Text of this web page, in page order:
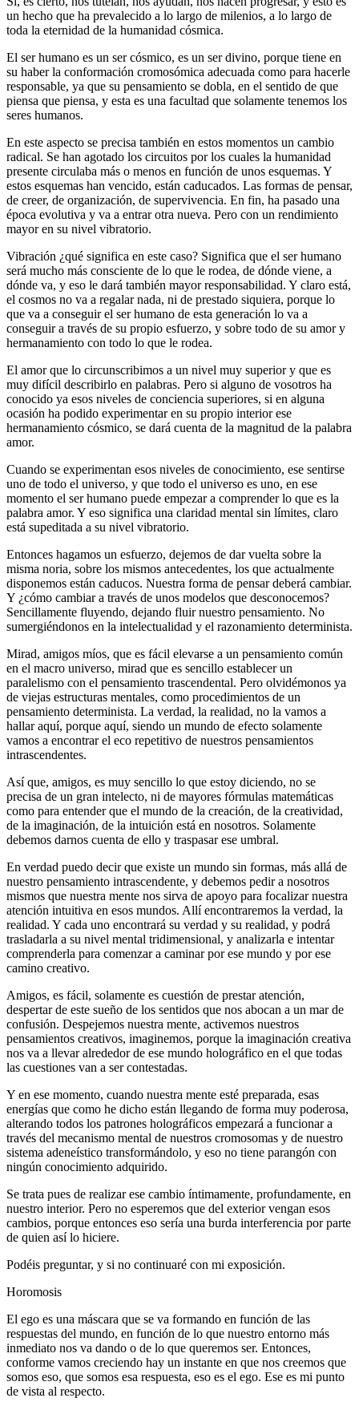
un hecho que ha prevalecido a lo largo de milenios, a lo largo de
toda la eternidad de la humanidad cósmica.
El ser humano es un ser cósmico, es un ser divino, porque tiene en
su haber la conformación cromosómica adecuada como para hacerle
responsable, ya que su pensamiento se dobla, en el sentido de que
piensa que piensa, y esta es una facultad que solamente tenemos los
seres humanos.
En este aspecto se precisa también en estos momentos un cambio
radical. Se han agotado los circuitos por los cuales la humanidad
presente circulaba más o menos en función de unos esquemas. Y
estos esquemas han vencido, están caducados. Las formas de pensar,
de creer, de organización, de supervivencia. En fin, ha pasado una
época evolutiva y va a entrar otra nueva. Pero con un rendimiento
mayor en su nivel vibratorio.
Vibración ¿qué significa en este caso? Significa que el ser humano
será mucho más consciente de lo que le rodea, de dónde viene, a
dónde va, y eso le dará también mayor responsabilidad. Y claro está,
el cosmos no va a regalar nada, ni de prestado siquiera, porque lo
que va a conseguir el ser humano de esta generación lo va a
conseguir a través de su propio esfuerzo, y sobre todo de su amor y
hermanamiento con todo lo que le rodea.
El amor que lo circunscribimos a un nivel muy superior y que es
muy difícil describirlo en palabras. Pero si alguno de vosotros ha
conocido ya esos niveles de conciencia superiores, si en alguna
ocasión ha podido experimentar en su propio interior ese
hermanamiento cósmico, se dará cuenta de la magnitud de la palabra
amor.
Cuando se experimentan esos niveles de conocimiento, ese sentirse
uno de todo el universo, y que todo el universo es uno, en ese
momento el ser humano puede empezar a comprender lo que es la
palabra amor. Y eso significa una claridad mental sin límites, claro
está supeditada a su nivel vibratorio.
Entonces hagamos un esfuerzo, dejemos de dar vuelta sobre la
misma noria, sobre los mismos antecedentes, los que actualmente
disponemos están caducos. Nuestra forma de pensar deberá cambiar.
Y ¿cómo cambiar a través de unos modelos que desconocemos?
Sencillamente fluyendo, dejando fluir nuestro pensamiento. No
sumergiéndonos en la intelectualidad y el razonamiento determinista.
Mirad, amigos míos, que es fácil elevarse a un pensamiento común
en el macro universo, mirad que es sencillo establecer un
paralelismo con el pensamiento trascendental. Pero olvidémonos ya
de viejas estructuras mentales, como procedimientos de un
pensamiento determinista. La verdad, la realidad, no la vamos a
hallar aquí, porque aquí, siendo un mundo de efecto solamente
vamos a encontrar el eco repetitivo de nuestros pensamientos
intrascendentes.
Así que, amigos, es muy sencillo lo que estoy diciendo, no se
precisa de un gran intelecto, ni de mayores fórmulas matemáticas
como para entender que el mundo de la creación, de la creatividad,
de la imaginación, de la intuición está en nosotros. Solamente
debemos darnos cuenta de ello y traspasar ese umbral.
En verdad puedo decir que existe un mundo sin formas, más allá de
nuestro pensamiento intrascendente, y debemos pedir a nosotros
mismos que nuestra mente nos sirva de apoyo para focalizar nuestra
atención intuitiva en esos mundos. Allí encontraremos la verdad, la
realidad. Y cada uno encontrará su verdad y su realidad, y podrá
trasladarla a su nivel mental tridimensional, y analizarla e intentar
comprenderla para comenzar a caminar por ese mundo y por ese
camino creativo.
Amigos, es fácil, solamente es cuestión de prestar atención,
despertar de este sueño de los sentidos que nos abocan a un mar de
confusión. Despejemos nuestra mente, activemos nuestros
pensamientos creativos, imaginemos, porque la imaginación creativa
nos va a llevar alrededor de ese mundo holográfico en el que todas
las cuestiones van a ser contestadas.
Y en ese momento, cuando nuestra mente esté preparada, esas
energías que como he dicho están llegando de forma muy poderosa,
alterando todos los patrones holográficos empezará a funcionar a
través del mecanismo mental de nuestros cromosomas y de nuestro
sistema adeneístico transformándolo, y eso no tiene parangón con
ningún conocimiento adquirido.
Se trata pues de realizar ese cambio íntimamente, profundamente, en
nuestro interior. Pero no esperemos que del exterior vengan esos
cambios, porque entonces eso sería una burda interferencia por parte
de quien así lo hiciere.
Podéis preguntar, y si no continuaré con mi exposición.
Horomosis
El ego es una máscara que se va formando en función de las
respuestas del mundo, en función de lo que nuestro entorno más
inmediato nos va dando o de lo que queremos ser. Entonces,
conforme vamos creciendo hay un instante en que nos creemos que
somos eso, que somos esa respuesta, eso es el ego. Ese es mi punto
de vista al respecto.